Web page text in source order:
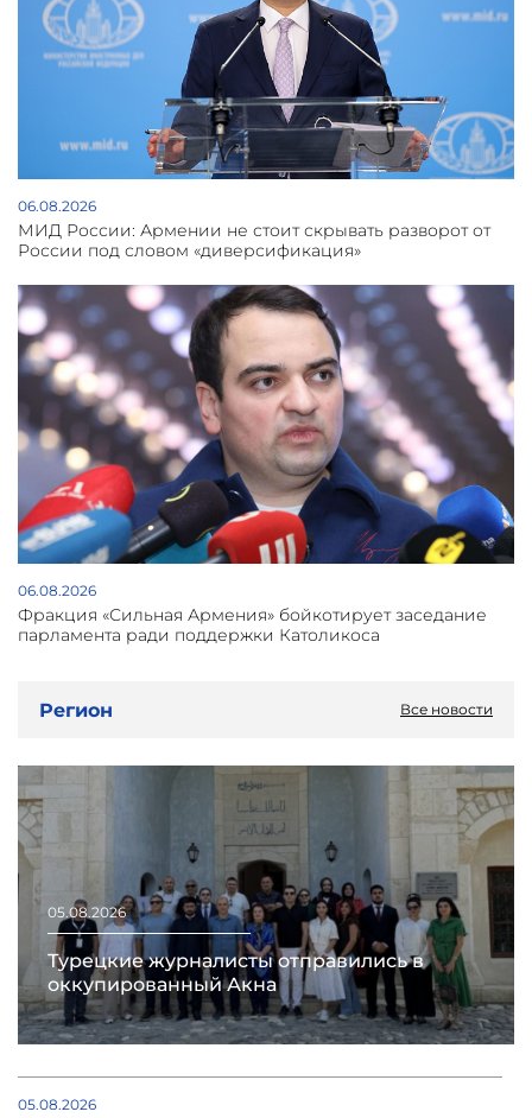
06.08.2026
МИД России: Армении не стоит скрывать разворот от
России под словом «диверсификация»
06.08.2026
Фракция «Сильная Армения» бойкотирует заседание
парламента ради поддержки Католикоса
Регион Все новости
05.08.2026
Турецкие журналисты отправились в
оккупированный Акна
05.08.2026